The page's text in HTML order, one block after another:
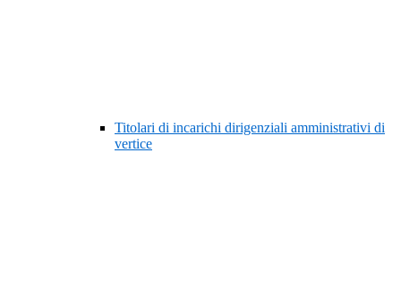
Titolari di incarichi dirigenziali amministrativi di
vertice